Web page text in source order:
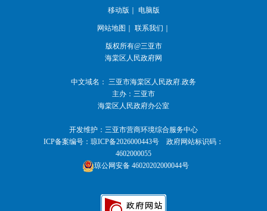
移动版 电脑版
网站地图 联系我们
版权所有@三亚市
海棠区人民政府网
中文域名： 三亚市海棠区人民政府.政务
主办：三亚市
海棠区人民政府办公室
开发维护：三亚市营商环境综合服务中心
ICP备案编号： 琼ICP备2026000443号
政府网站标识码：
4602000055
琼公网安备 46020202000044号